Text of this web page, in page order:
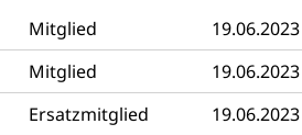
Mitglied
19.06.2023
Mitglied
19.06.2023
Ersatzmitglied 19.06.2023